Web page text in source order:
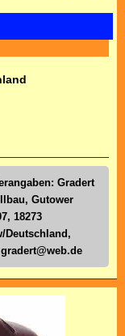
Gradert
Gutower
18273
Deutschland,